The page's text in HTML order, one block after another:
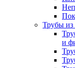
Трубы из
и